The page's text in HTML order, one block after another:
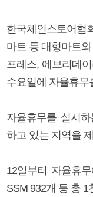
한국체인스토어협
마트 등 대형마트
프레스, 에브리데
수요일에 자율휴무
자율휴무를 실시
하고 있는 지역을
12일부터 자율휴
SSM 932개 등 총 1